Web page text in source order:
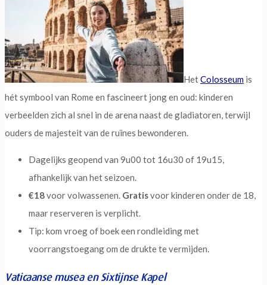
HetColosseum is
hét symbool van Rome en fascineert jong en oud: kinderen
verbeelden zich al snel in de arena naast de gladiatoren, terwijl
ouders de majesteit van de ruïnes bewonderen.
Dagelijks geopend van 9u00 tot 16u30 of 19u15,
afhankelijk van het seizoen.
€18voor volwassenen. Gratisvoor kinderen onder de 18,
maar reserveren is verplicht.
Tip: kom vroeg of boek een rondleiding met
voorrangstoegang om de drukte te vermijden.
Vaticaanse musea en Sixtijnse Kapel